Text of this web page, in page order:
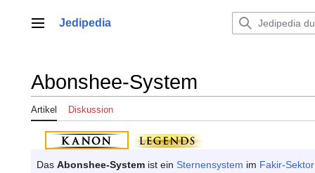
springenHauptmenü
Jedipedia
Abonshee-System
Artikel Diskussion
Das Abonshee-System ist ein Sternensystem im Fakir-Sektor